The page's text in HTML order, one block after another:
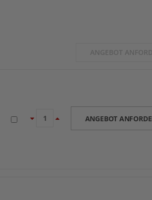
ANGEBOT
ANGEBOT